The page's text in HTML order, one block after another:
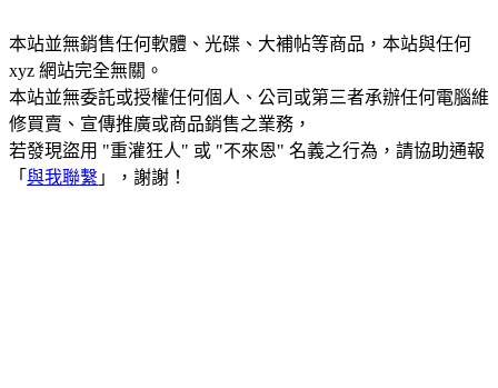
本站並無銷售任何軟體、光碟、大補帖等商品，本站與任何
xyz 網站完全無關。
本站並無委託或授權任何個人、公司或第三者承辦任何電腦維
修買賣、宣傳推廣或商品銷售之業務，
若發現盜用 "重灌狂人" 或 "不來恩" 名義之行為，請協助通報
「 與我聯繫 」，謝謝！